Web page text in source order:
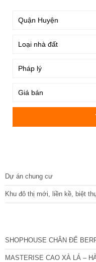
Dự án chung cư
Khu đô thị mới, liền kề, biệt
SHOPHOUSE CHÂN ĐẾ
MASTERISE CAO XÀ LÁ –